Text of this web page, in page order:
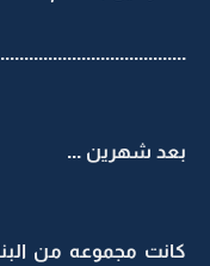
.............................
بعد شهرين ...
كانت مجموعه من